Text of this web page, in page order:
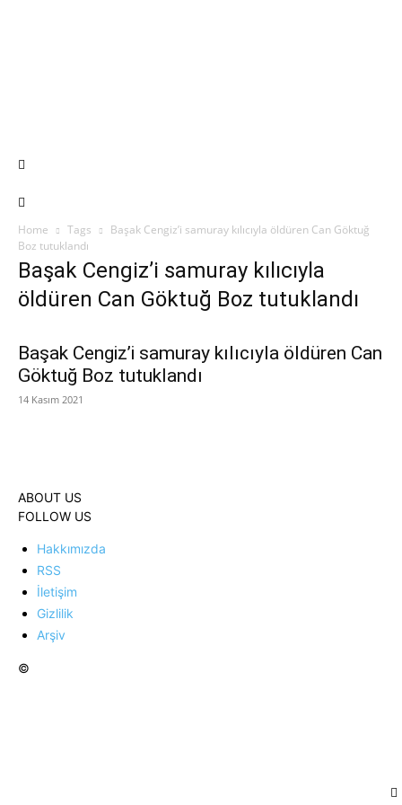
Home Tags
Başak Cengiz’i samuray kılıcıyla öldüren Can Göktuğ
Boz tutuklandı
Başak Cengiz’i samuray kılıcıyla
öldüren Can Göktuğ Boz tutuklandı
Başak Cengiz’i samuray kılıcıyla öldüren Can
Göktuğ Boz tutuklandı
14 Kasım 2021
ABOUT US
FOLLOW US
Hakkımızda
RSS
İletişim
Gizlilik
Arşiv
©